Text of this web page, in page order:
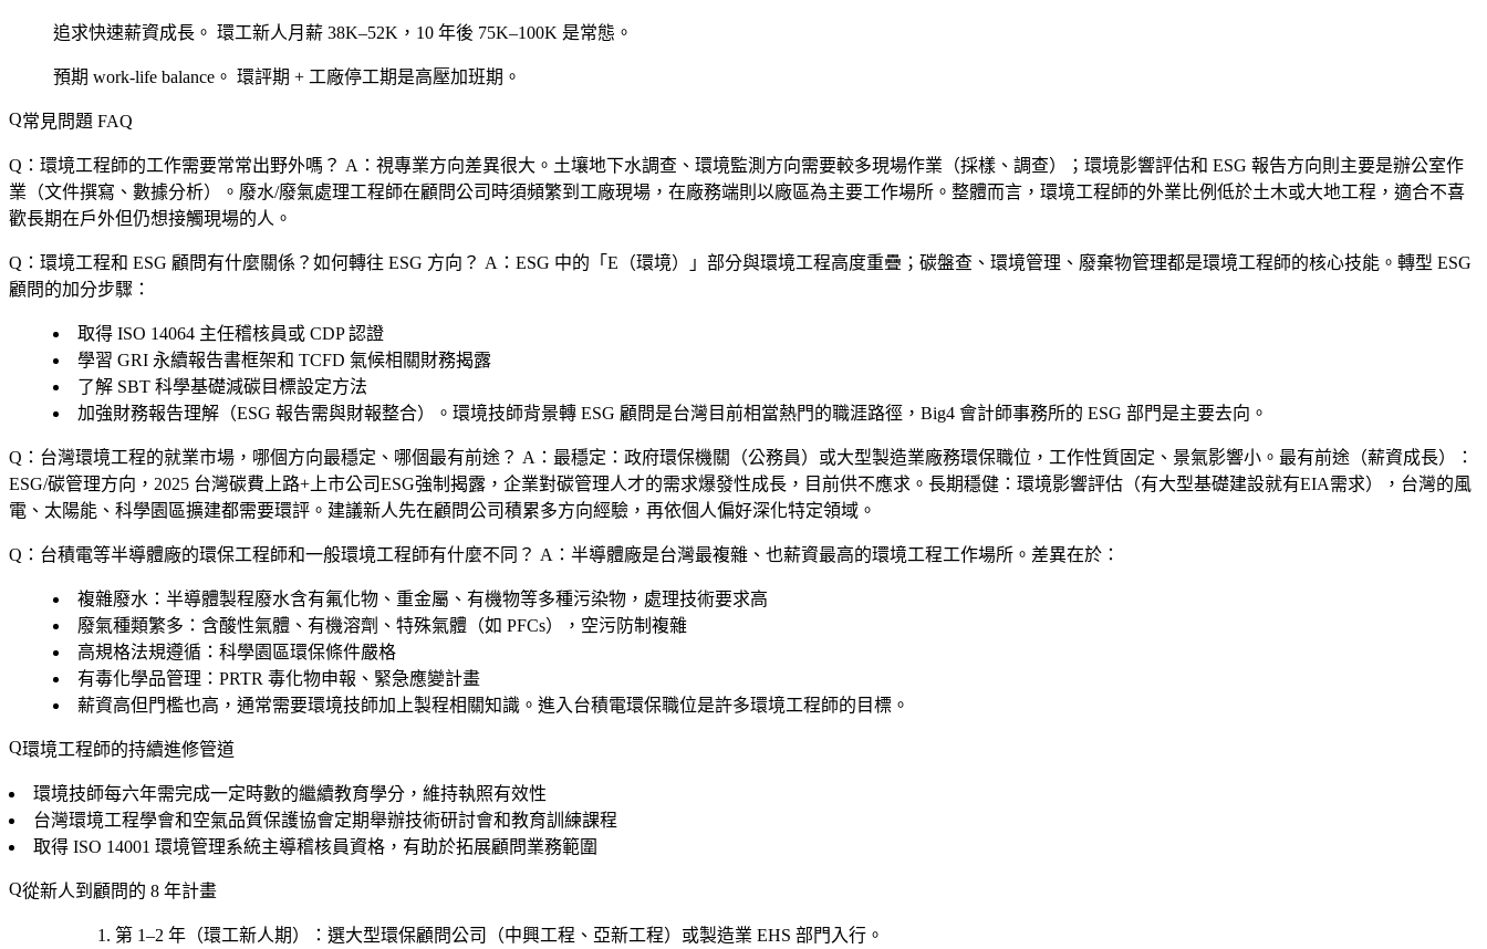
追求快速薪資成長。 環工新人月薪 38K–52K，10 年後 75K–100K 是常態。
預期 work-life balance。 環評期 + 工廠停工期是高壓加班期。
常見問題 FAQ
Q：環境工程師的工作需要常常出野外嗎？ A：視專業方向差異很大。土壤地下水調查、環境監測方向需要較多現場作業（採樣、調查）；環境影響評估和 ESG 報告方向則主要是辦公室作
業（文件撰寫、數據分析）。廢水/廢氣處理工程師在顧問公司時須頻繁到工廠現場，在廠務端則以廠區為主要工作場所。整體而言，環境工程師的外業比例低於土木或大地工程，適合不喜
歡長期在戶外但仍想接觸現場的人。
Q：環境工程和 ESG 顧問有什麼關係？如何轉往 ESG 方向？ A：ESG 中的「E（環境）」部分與環境工程高度重疊；碳盤查、環境管理、廢棄物管理都是環境工程師的核心技能。轉型 ESG
顧問的加分步驟：
取得 ISO 14064 主任稽核員或 CDP 認證
學習 GRI 永續報告書框架和 TCFD 氣候相關財務揭露
了解 SBT 科學基礎減碳目標設定方法
加強財務報告理解（ESG 報告需與財報整合）。環境技師背景轉 ESG 顧問是台灣目前相當熱門的職涯路徑，Big4 會計師事務所的 ESG 部門是主要去向。
Q：台灣環境工程的就業市場，哪個方向最穩定、哪個最有前途？ A： 最穩定 ：政府環保機關（公務員）或大型製造業廠務環保職位，工作性質固定、景氣影響小。 最有前途 （薪資成長）：
ESG/碳管理方向，2025 台灣碳費上路+上市公司ESG強制揭露，企業對碳管理人才的需求爆發性成長，目前供不應求。 長期穩健 ：環境影響評估（有大型基礎建設就有EIA需求），台灣的風
電、太陽能、科學園區擴建都需要環評。建議新人先在顧問公司積累多方向經驗，再依個人偏好深化特定領域。
Q：台積電等半導體廠的環保工程師和一般環境工程師有什麼不同？ A：半導體廠是台灣最複雜、也薪資最高的環境工程工作場所。差異在於：
複雜廢水：半導體製程廢水含有氟化物、重金屬、有機物等多種污染物，處理技術要求高
廢氣種類繁多：含酸性氣體、有機溶劑、特殊氣體（如 PFCs），空污防制複雜
高規格法規遵循：科學園區環保條件嚴格
有毒化學品管理：PRTR 毒化物申報、緊急應變計畫
薪資高但門檻也高，通常需要環境技師加上製程相關知識。進入台積電環保職位是許多環境工程師的目標。
環境工程師的持續進修管道
環境技師每六年需完成一定時數的繼續教育學分，維持執照有效性
台灣環境工程學會和空氣品質保護協會定期舉辦技術研討會和教育訓練課程
取得 ISO 14001 環境管理系統主導稽核員資格，有助於拓展顧問業務範圍
從新人到顧問的 8 年計畫
第 1–2 年（環工新人期） ：選大型環保顧問公司（中興工程、亞新工程）或製造業 EHS 部門 入行。